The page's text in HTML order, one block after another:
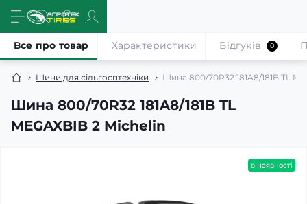
Шини для сільгосптехніки Шина 800/70R32 181A8/181B TL
Шина 800/70R32 181A8/181B TL
MEGAXBIB 2 Michelin
Все про товар Характеристики Відгуків 0
в наявності